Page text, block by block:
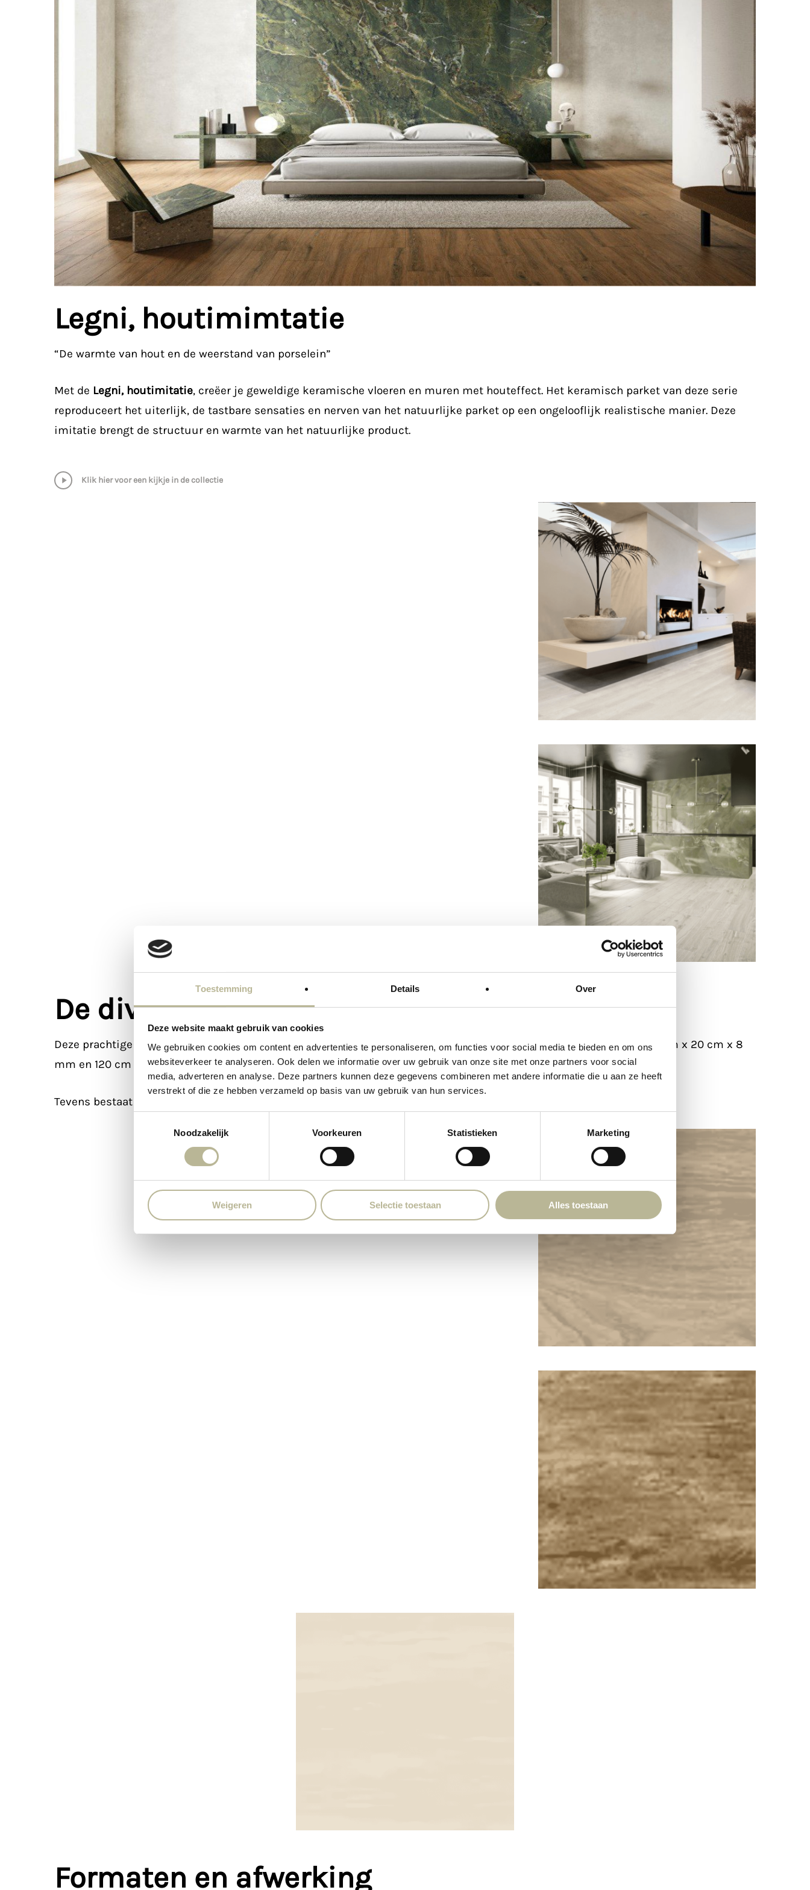
Toestemming Details Over
Deze website maakt gebruik van cookies
We gebruiken cookies om content en advertenties te personaliseren, om functies voor social media te bieden en om ons
websiteverkeer te analyseren. Ook delen we informatie over uw gebruik van onze site met onze partners voor social
media, adverteren en analyse. Deze partners kunnen deze gegevens combineren met andere informatie die u aan ze heeft
verstrekt of die ze hebben verzameld op basis van uw gebruik van hun services.
Noodzakelijk
Voorkeuren Statistieken Marketing
Weigeren Selectie toestaan Alles toestaan
Legni, houtimimtatie
“De warmte van hout en de weerstand van porselein”
Met de Legni, houtimitatie, creëer je geweldige keramische vloeren en muren met houteffect. Het keramisch parket van deze serie
reproduceert het uiterlijk, de tastbare sensaties en nerven van het natuurlijke parket op een ongelooflijk realistische manier. Deze
imitatie brengt de structuur en warmte van het natuurlijke product.
Play
Klik hier voor een kijkje in de collectie
De diverse kleuren van Legni, houtimitatie
Deze prachtige collectieLegni, houtimitatie, bestaat uit 8 kleuren en zijn in de volgende formaten te verkrijgen: 120 cm x 20 cm x 8
mm en 120 cm x 30 cm x 8 mm.
Tevens bestaat de mogelijkheid tot een antieke afwerking.
Formaten en afwerking